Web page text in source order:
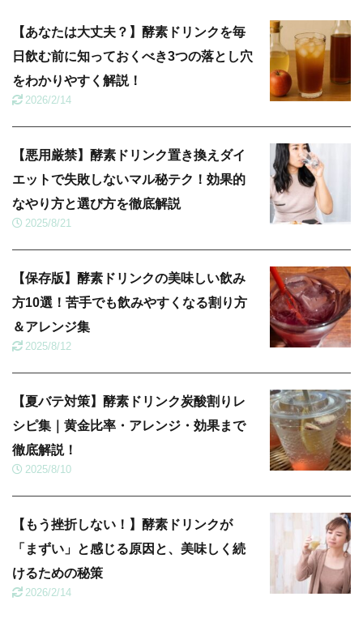
【あなたは大丈夫？】酵素ドリンクを毎
日飲む前に知っておくべき3つの落とし穴
をわかりやすく解説！
2026/2/14
【悪用厳禁】酵素ドリンク置き換えダイ
エットで失敗しないマル秘テク！効果的
なやり方と選び方を徹底解説
2025/8/21
【保存版】酵素ドリンクの美味しい飲み
方10選！苦手でも飲みやすくなる割り方
＆アレンジ集
2025/8/12
【夏バテ対策】酵素ドリンク炭酸割りレ
シピ集｜黄金比率・アレンジ・効果まで
徹底解説！
2025/8/10
【もう挫折しない！】酵素ドリンクが
「まずい」と感じる原因と、美味しく続
けるための秘策
2026/2/14